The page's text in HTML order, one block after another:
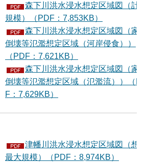
森下川洪水浸水想定区域図（計画
規模）（PDF：7,853KB）
森下川洪水浸水想定区域図（家屋
倒壊等氾濫想定区域（河岸侵食））
（PDF：7,621KB）
森下川洪水浸水想定区域図（家屋
倒壊等氾濫想定区域（氾濫流））（PD
F：7,629KB）
津幡川洪水浸水想定区域図（想定
最大規模）（PDF：8,974KB）